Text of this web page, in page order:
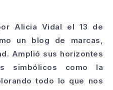
Alicia Vidal el 13 de
un blog de marcas,
Amplió sus horizontes
simbólicos como la
todo lo que nos